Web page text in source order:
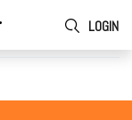
LOGIN